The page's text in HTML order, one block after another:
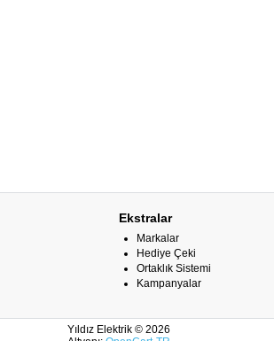
Ekstralar
Markalar
Hediye Çeki
Ortaklık Sistemi
Kampanyalar
Yıldız Elektrik © 2026